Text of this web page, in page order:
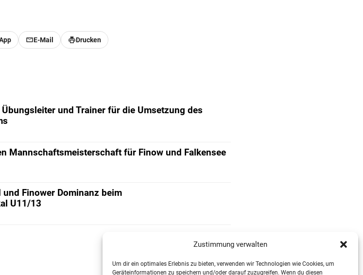
Zustimmung verwalten
Um dir ein optimales Erlebnis zu bieten, verwenden wir Technologien wie Cookies, um
Geräteinformationen zu speichern und/oder darauf zuzugreifen. Wenn du diesen
E-Mail Drucken
und Trainer für die Umsetzung des
Mannschaftsmeisterschaft für Finow und Falkensee
Finower Dominanz beim
U11/13